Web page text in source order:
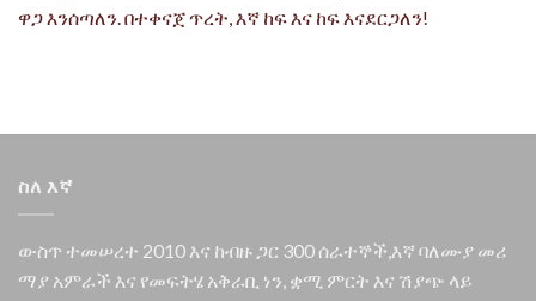
ዋጋ እንሰጣለን. በተቀናጀ ጥረት, እኛ ከፍ እና ከፍ እናደርጋለን!
ስለ እኛ
ውስጥ ተመሠረተ 2010 እና ከብዙ ጋር 300 ሰራተኞች,እኛ ባለሙያ መሪ
ማያ አምራች እና የመፍትሄ አቅራቢ ነን, ቋሚ ምርት እና ሽያጭ ላይ